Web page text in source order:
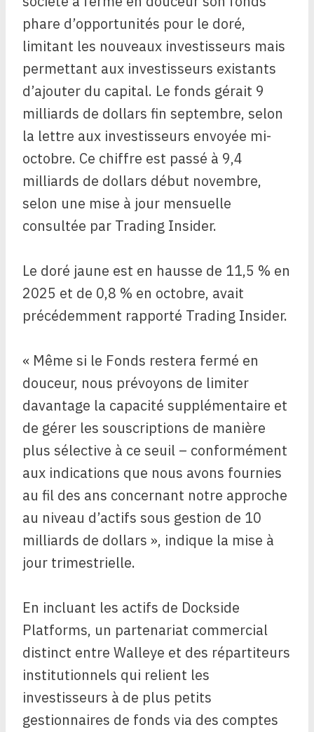
phare d’opportunités pour le doré,
limitant les nouveaux investisseurs mais
permettant aux investisseurs existants
d’ajouter du capital. Le fonds gérait 9
milliards de dollars fin septembre, selon
la lettre aux investisseurs envoyée mi-
octobre. Ce chiffre est passé à 9,4
milliards de dollars début novembre,
selon une mise à jour mensuelle
consultée par Trading Insider.
Le doré jaune est en hausse de 11,5 % en
2025 et de 0,8 % en octobre, avait
précédemment rapporté Trading Insider.
« Même si le Fonds restera fermé en
douceur, nous prévoyons de limiter
davantage la capacité supplémentaire et
de gérer les souscriptions de manière
plus sélective à ce seuil – conformément
aux indications que nous avons fournies
au fil des ans concernant notre approche
au niveau d’actifs sous gestion de 10
milliards de dollars », indique la mise à
jour trimestrielle.
En incluant les actifs de Dockside
Platforms, un partenariat commercial
distinct entre Walleye et des répartiteurs
institutionnels qui relient les
investisseurs à de plus petits
gestionnaires de fonds via des comptes